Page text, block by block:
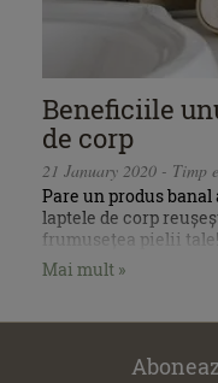
Beneficiile
de corp
21 January 2020 - Timp
Pare un produs
laptele de corp
frumusețea pielii tale!
Mai mult »